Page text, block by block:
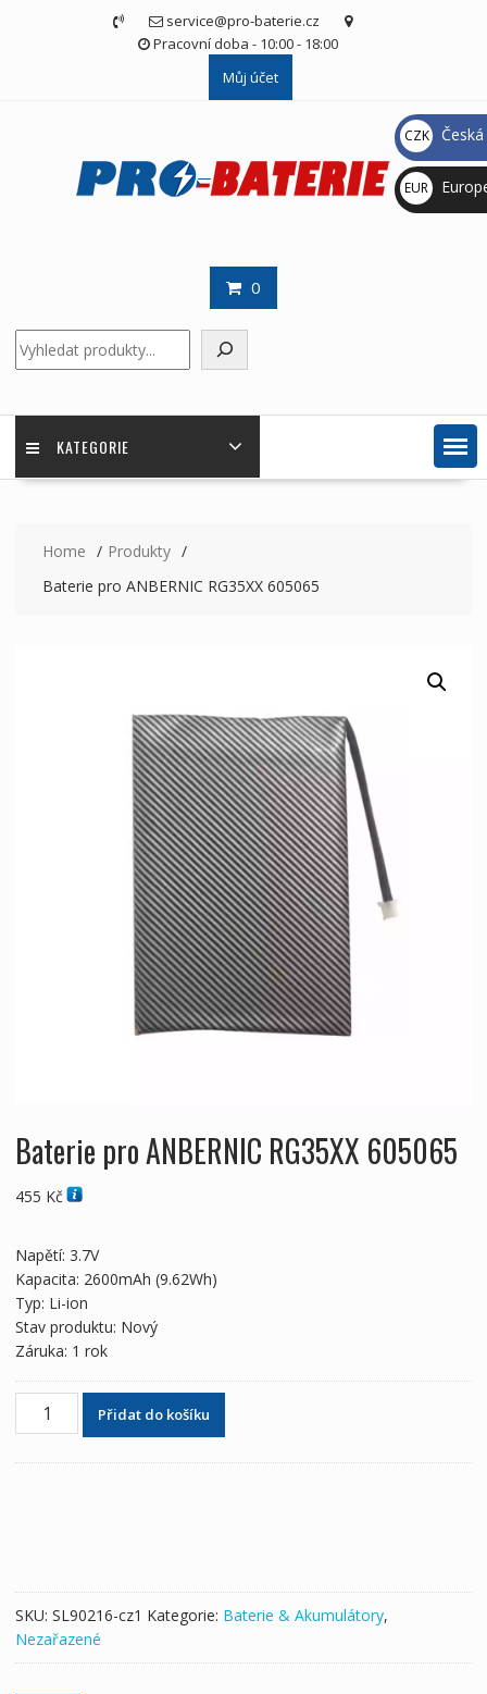
service@pro-baterie.cz
Pracovní doba - 10:00 - 18:00
Můj účet
0
KATEGORIE
Home
Produkty
Baterie pro ANBERNIC RG35XX 605065
Baterie pro ANBERNIC RG35XX 605065
455 Kč
Napětí: 3.7V
Kapacita: 2600mAh (9.62Wh)
Typ: Li-ion
Stav produktu: Nový
Záruka: 1 rok
Baterie
Přidat do košíku
SKU: SL90216-cz1 Kategorie: Baterie & Akumulátory,
Nezařazené
CZK
Kč
EUR
€